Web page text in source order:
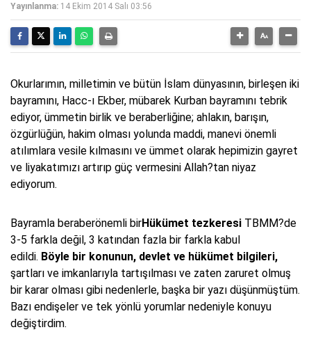
Yayınlanma: 14 Ekim 2014 Salı 03:56
Okurlarımın, milletimin ve bütün İslam dünyasının, birleşen iki
bayramını, Hacc-ı Ekber, mübarek Kurban bayramını tebrik
ediyor, ümmetin birlik ve beraberliğine; ahlakın, barışın,
özgürlüğün, hakim olması yolunda maddi, manevi önemli
atılımlara vesile kılmasını ve ümmet olarak hepimizin gayret
ve liyakatımızı artırıp güç vermesini Allah?tan niyaz
ediyorum.
Bayramla beraberönemli birHükümet tezkeresi TBMM?de
3-5 farkla değil, 3 katından fazla bir farkla kabul
edildi. Böyle bir konunun, devlet ve hükümet bilgileri,
şartları ve imkanlarıyla tartışılması ve zaten zaruret olmuş
bir karar olması gibi nedenlerle, başka bir yazı düşünmüştüm.
Bazı endişeler ve tek yönlü yorumlar nedeniyle konuyu
değiştirdim.